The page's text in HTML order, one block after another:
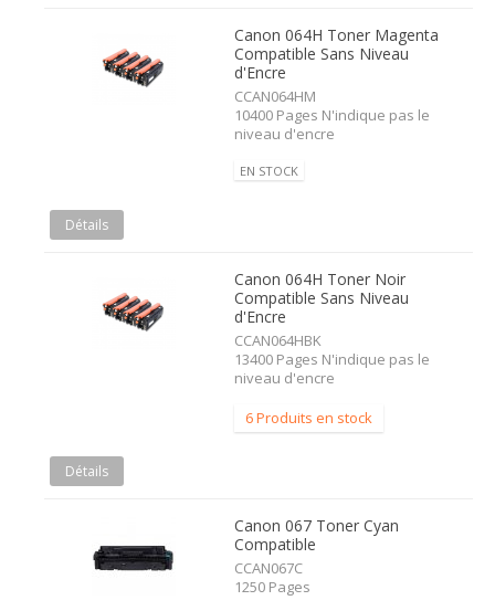
Canon 064H Toner Magenta
Compatible Sans Niveau
d'Encre
CCAN064HM
10400 Pages N'indique pas le
niveau d'encre
EN STOCK
Détails
Canon 064H Toner Noir
Compatible Sans Niveau
d'Encre
CCAN064HBK
13400 Pages N'indique pas le
niveau d'encre
6 Produits en stock
Détails
Canon 067 Toner Cyan
Compatible
CCAN067C
1250 Pages